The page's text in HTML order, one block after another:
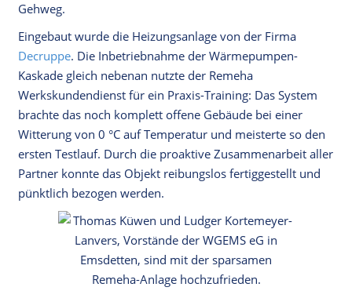
Gehweg.
Eingebaut wurde die Heizungsanlage von der Firma
Decruppe. Die Inbetriebnahme der Wärmepumpen-
Kaskade gleich nebenan nutzte der Remeha
Werkskundendienst für ein Praxis-Training: Das System
brachte das noch komplett offene Gebäude bei einer
Witterung von 0 °C auf Temperatur und meisterte so den
ersten Testlauf. Durch die proaktive Zusammenarbeit aller
Partner konnte das Objekt reibungslos fertiggestellt und
pünktlich bezogen werden.